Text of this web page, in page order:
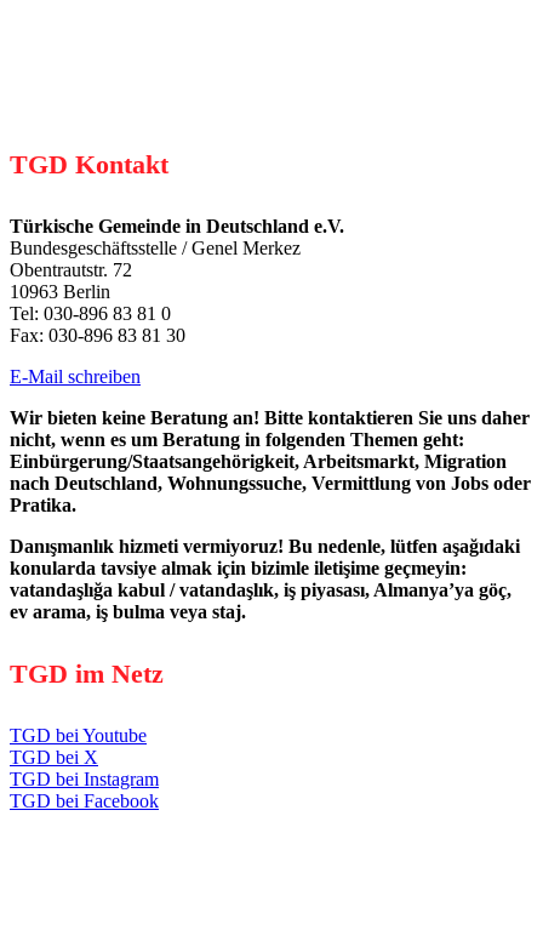
TGD Kontakt
Türkische Gemeinde in Deutschland e.V.
Bundesgeschäftsstelle / Genel Merkez
Obentrautstr. 72
10963 Berlin
Tel: 030-896 83 81 0
Fax: 030-896 83 81 30
E-Mail schreiben
Wir bieten keine Beratung an! Bitte kontaktieren Sie uns daher
nicht, wenn es um Beratung in folgenden Themen geht:
Einbürgerung/Staatsangehörigkeit, Arbeitsmarkt, Migration
nach Deutschland, Wohnungssuche, Vermittlung von Jobs oder
Pratika.
Danışmanlık hizmeti vermiyoruz! Bu nedenle, lütfen aşağıdaki
konularda tavsiye almak için bizimle iletişime geçmeyin:
vatandaşlığa kabul / vatandaşlık, iş piyasası, Almanya’ya göç,
ev arama, iş bulma veya staj.
TGD im Netz
TGD bei Youtube
TGD bei X
TGD bei Instagram
TGD bei Facebook